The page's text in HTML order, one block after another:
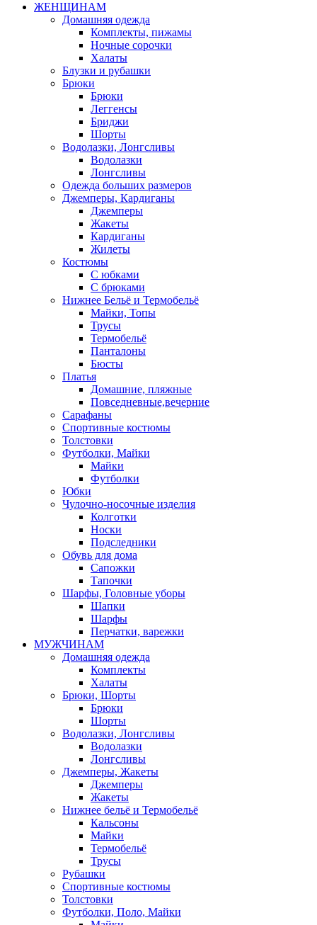
ЖЕНЩИНАМ
Домашняя одежда
Комплекты, пижамы
Ночные сорочки
Халаты
Блузки и рубашки
Брюки
Брюки
Леггенсы
Бриджи
Шорты
Водолазки, Лонгсливы
Водолазки
Лонгсливы
Одежда больших размеров
Джемперы, Кардиганы
Джемперы
Жакеты
Кардиганы
Жилеты
Костюмы
С юбками
С брюками
Нижнее Бельё и Термобельё
Майки, Топы
Трусы
Термобельё
Панталоны
Бюсты
Платья
Домашние, пляжные
Повседневные,вечерние
Сарафаны
Спортивные костюмы
Толстовки
Футболки, Майки
Майки
Футболки
Юбки
Чулочно-носочные изделия
Колготки
Носки
Подследники
Обувь для дома
Сапожки
Тапочки
Шарфы, Головные уборы
Шапки
Шарфы
Перчатки, варежки
МУЖЧИНАМ
Домашняя одежда
Комплекты
Халаты
Брюки, Шорты
Брюки
Шорты
Водолазки, Лонгсливы
Водолазки
Лонгсливы
Джемперы, Жакеты
Джемперы
Жакеты
Нижнее бельё и Термобельё
Кальсоны
Майки
Термобельё
Трусы
Рубашки
Спортивные костюмы
Толстовки
Футболки, Поло, Майки